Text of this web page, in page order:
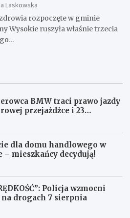
Laskowska
rozpoczęte w gminie
Wysokie ruszyła właśnie trzecia
BMW traci prawo jazdy
przejażdżce i 23
dla domu handlowego w
– mieszkańcy decydują!
Policja wzmocni
drogach 7 sierpnia